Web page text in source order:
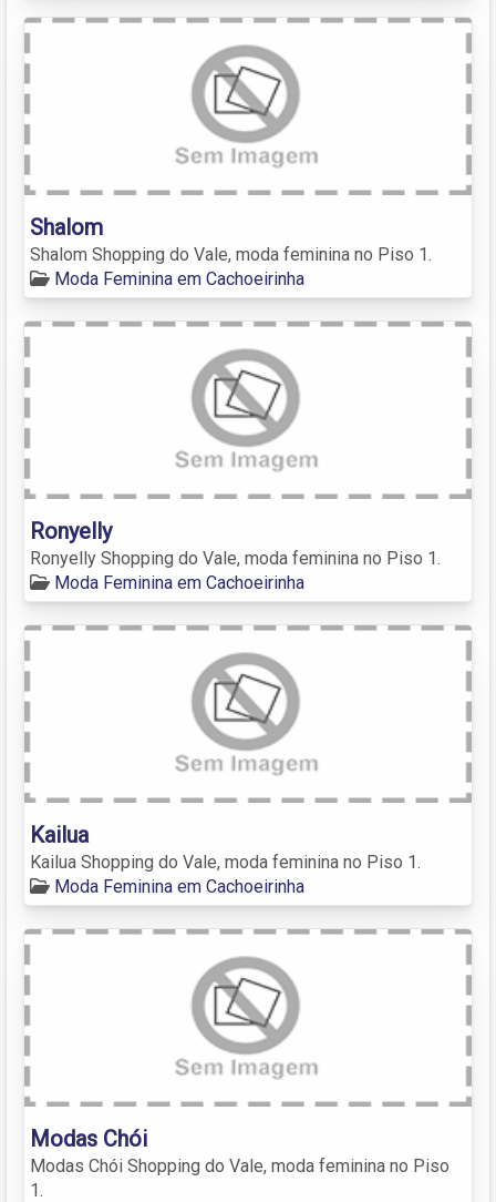
Shalom
Shalom Shopping do Vale, moda feminina no Piso 1.
Moda Feminina em Cachoeirinha
Ronyelly
Ronyelly Shopping do Vale, moda feminina no Piso 1.
Moda Feminina em Cachoeirinha
Kailua
Kailua Shopping do Vale, moda feminina no Piso 1.
Moda Feminina em Cachoeirinha
Modas Chói
Modas Chói Shopping do Vale, moda feminina no Piso
1.